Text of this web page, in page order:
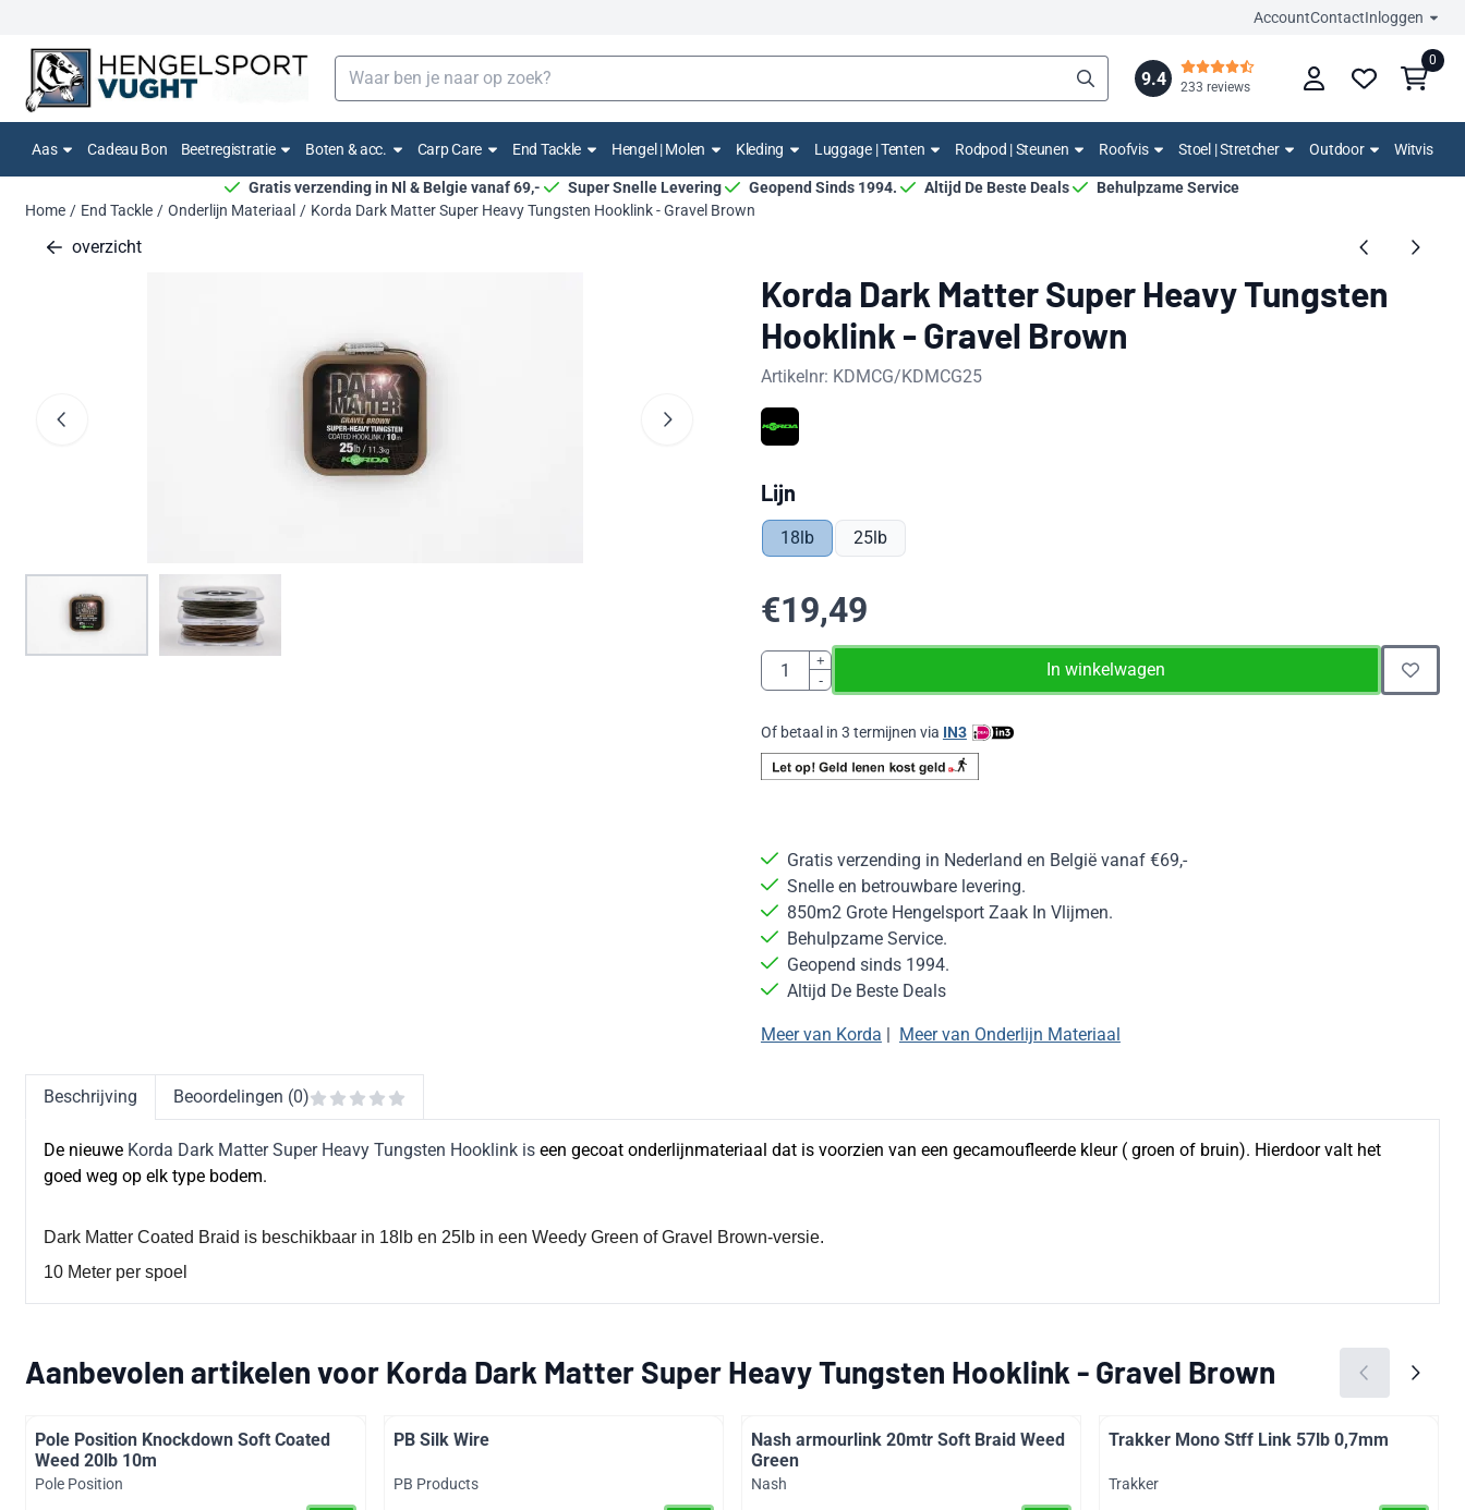
AccountContactInloggen
Zoeken
9.4 233 reviews
0
Aas Cadeau Bon Beetregistratie Boten & acc. Carp Care End Tackle Hengel | Molen Kleding Luggage | Tenten Rodpod | Steunen Roofvis Stoel | Stretcher Outdoor Witvis
Gratis verzending in Nl & Belgie vanaf 69,- Super Snelle Levering Geopend Sinds 1994. Altijd De Beste Deals
Behulpzame Service
Home / End Tackle / Onderlijn Materiaal / Korda Dark Matter Super Heavy Tungsten Hooklink - Gravel Brown
overzicht
Korda Dark Matter Super Heavy Tungsten
Hooklink - Gravel Brown
Artikelnr: KDMCG/KDMCG25
Maak een keuze voor
Lijn
18lb 25lb
€19,49
Aantal
+
-
In winkelwagen
Of betaal in 3 termijnen via IN3
Gratis verzending in Nederland en België vanaf €69,-
Snelle en betrouwbare levering.
850m2 Grote Hengelsport Zaak In Vlijmen.
Behulpzame Service.
Geopend sinds 1994.
Altijd De Beste Deals
Meer van Korda | Meer van Onderlijn Materiaal
Beschrijving Beoordelingen (0)
De nieuwe Korda Dark Matter Super Heavy Tungsten Hooklink is een gecoat onderlijnmateriaal dat is voorzien van een gecamoufleerde kleur ( groen of bruin). Hierdoor valt het
goed weg op elk type bodem.
Dark Matter Coated Braid is beschikbaar in 18lb en 25lb in een Weedy Green of Gravel Brown-versie.
10 Meter per spoel
Aanbevolen artikelen voor Korda Dark Matter Super Heavy Tungsten Hooklink - Gravel Brown
Pole Position Knockdown Soft Coated
Weed 20lb 10m
Merk:
Pole Position
PB Silk Wire
Merk:
PB Products
Nash armourlink 20mtr Soft Braid Weed
Green
Merk:
Nash
Trakker Mono Stff Link 57lb 0,7mm
Merk:
Trakker